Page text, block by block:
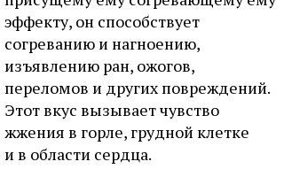
эффекту, он способствует
согреванию и нагноению,
изъявлению ран, ожогов,
переломов и других повреждений.
Этот вкус вызывает чувство
жжения в горле, грудной клетке
и в области сердца.